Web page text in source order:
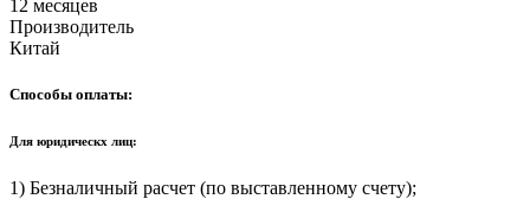
12 месяцев
Производитель
Китай
Способы оплаты:
Для юридическх лиц:
1) Безналичный расчет (по выставленному счету);